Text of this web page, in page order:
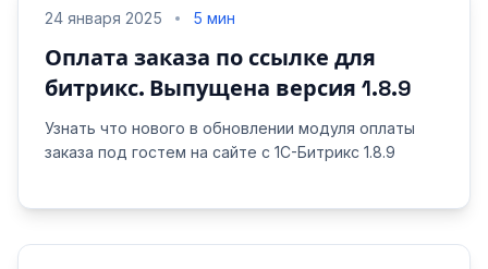
24 января 2025 5 мин
Оплата заказа по ссылке для
битрикс. Выпущена версия 1.8.9
Узнать что нового в обновлении модуля оплаты
заказа под гостем на сайте с 1С-Битрикс 1.8.9